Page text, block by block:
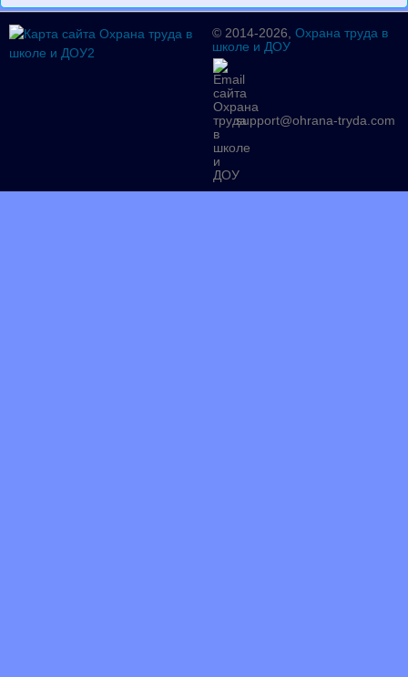
© 2014-2026,Охрана труда в
школе и ДОУ
support@ohrana-tryda.com